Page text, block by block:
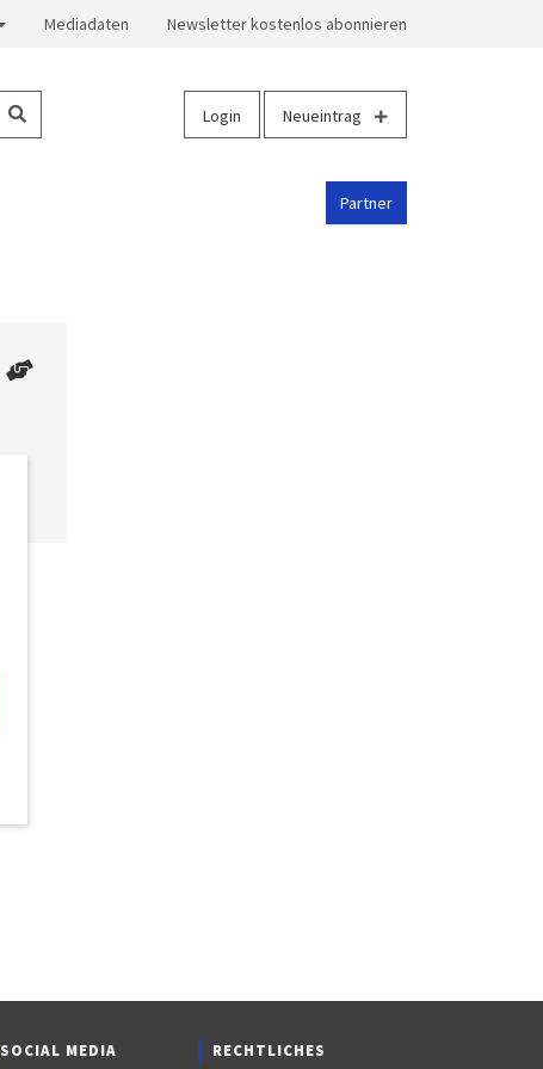
Mediadaten Newsletter kostenlos abonnieren
Login Neueintrag
Partner
SOCIAL MEDIA RECHTLICHES